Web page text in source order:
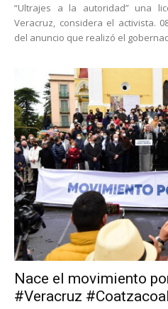
“Ultrajes a la autoridad” una
Veracruz, considera el activista.
del anuncio que realizó el
Nace el movimiento
#Veracruz